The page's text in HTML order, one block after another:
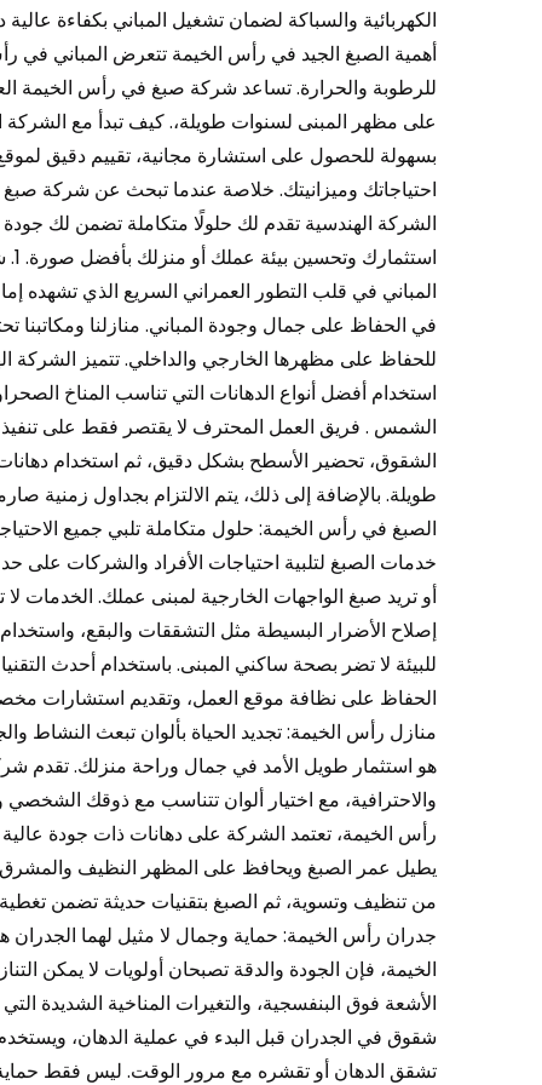
الكهربائية والسباكة لضمان تشغيل المباني بكفاءة
أهمية الصبغ الجيد في رأس الخيمة تتعرض المباني في
للرطوبة والحرارة. تساعد شركة صبغ في رأس الخيمة
على مظهر المبنى لسنوات طويلة،. كيف تبدأ مع الشركة
بسهولة للحصول على استشارة مجانية، تقييم دقيق
احتياجاتك وميزانيتك. خلاصة عندما تبحث عن شركة
الشركة الهندسية تقدم لك حلولًا متكاملة تضمن لك جودة
المباني في قلب التطور العمراني السريع الذي تشهده
في الحفاظ على جمال وجودة المباني. منازلنا ومكاتبنا
للحفاظ على مظهرها الخارجي والداخلي. تتميز الشركة
استخدام أفضل أنواع الدهانات التي تناسب المناخ
الشمس . فريق العمل المحترف لا يقتصر فقط على تنفيذ
الشقوق، تحضير الأسطح بشكل دقيق، ثم استخدام
الصبغ في رأس الخيمة: حلول متكاملة تلبي جميع
خدمات الصبغ لتلبية احتياجات الأفراد والشركات
أو تريد صبغ الواجهات الخارجية لمبنى عملك. الخدمات
إصلاح الأضرار البسيطة مثل التشققات والبقع،
للبيئة لا تضر بصحة ساكني المبنى. باستخدام أحدث
منازل رأس الخيمة: تجديد الحياة بألوان تبعث
هو استثمار طويل الأمد في جمال وراحة منزلك. تقدم
والاحترافية، مع اختيار ألوان تتناسب مع ذوقك
رأس الخيمة، تعتمد الشركة على دهانات ذات جودة
يطيل عمر الصبغ ويحافظ على المظهر النظيف والمشرق
جدران رأس الخيمة: حماية وجمال لا مثيل لهما
الخيمة، فإن الجودة والدقة تصبحان أولويات لا يمكن
الأشعة فوق البنفسجية، والتغيرات المناخية الشديدة
شقوق في الجدران قبل البدء في عملية الدهان،
تشقق الدهان أو تقشره مع مرور الوقت. ليس فقط